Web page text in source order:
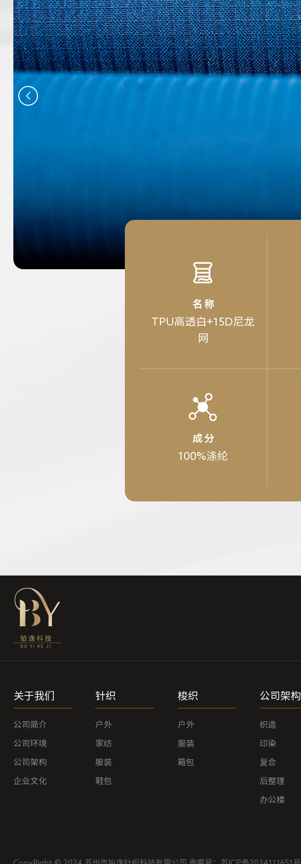
名 称
TPU高透白+15D尼龙
网
成 分
100%涤纶
关于我们
公司简介
公司环境
公司架构
企业文化
针织
户外
家纺
服装
鞋包
梭织
户外
服装
箱包
公司架构
织造
印染
复合
后整理
办公楼
CopyRight © 2024 苏州市铂逸针织科技有限公司 备案号：苏ICP备2024111651号